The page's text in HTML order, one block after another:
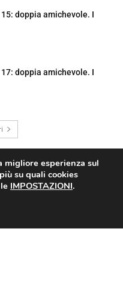
doppia amichevole. I
doppia amichevole. I
esperienza sul
su quali cookies
IMPOSTAZIONI.